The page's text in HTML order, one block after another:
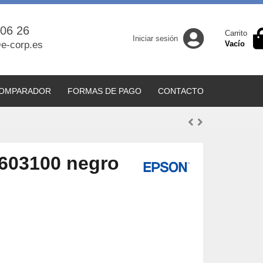
26
corp.es
Iniciar sesión
Carrito
Vacío
CONTACTO
FORMAS DE PAGO
negro